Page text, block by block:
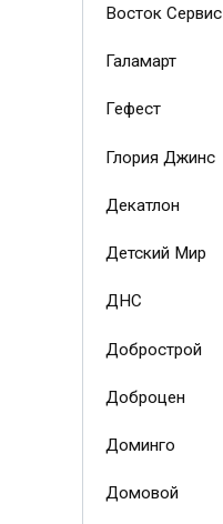
Восток Сервис
Галамарт
Гефест
Глория Джинс
Декатлон
Детский Мир
ДНС
Добрострой
Доброцен
Доминго
Домовой